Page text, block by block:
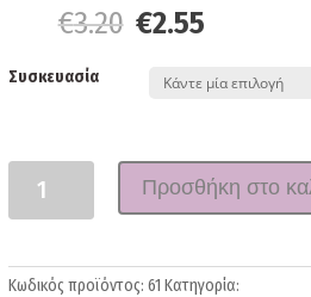
€3.20 €2.55
Συσκευασία
Προσθήκη στο
Κωδικός προϊόντος: 61 Κατηγορία: